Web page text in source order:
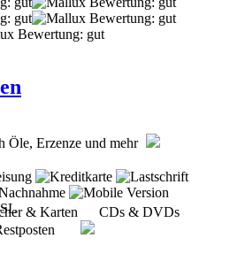
Öle, Erzenze und mehr
& Karten CDs & DVDs